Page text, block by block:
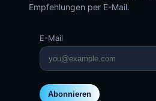
Empfehlungen per E-Mail.
E-Mail
Abonnieren